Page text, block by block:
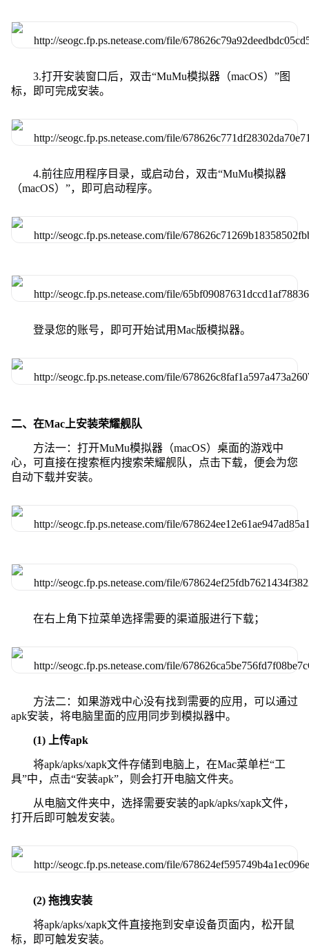
3.打开安装窗口后，双击“MuMu模拟器（macOS）”图
标，即可完成安装。
4.前往应用程序目录，或启动台，双击“MuMu模拟器
（macOS）”，即可启动程序。
登录您的账号，即可开始试用Mac版模拟器。
二、在Mac上安装荣耀舰队
方法一：打开MuMu模拟器（macOS）桌面的游戏中
心，可直接在搜索框内搜索荣耀舰队，点击下载，便会为您
自动下载并安装。
在右上角下拉菜单选择需要的渠道服进行下载；
方法二：如果游戏中心没有找到需要的应用，可以通过
apk安装，将电脑里面的应用同步到模拟器中。
(1) 上传apk
将apk/apks/xapk文件存储到电脑上，在Mac菜单栏“工
具”中，点击“安装apk”，则会打开电脑文件夹。
从电脑文件夹中，选择需要安装的apk/apks/xapk文件，
打开后即可触发安装。
(2) 拖拽安装
将apk/apks/xapk文件直接拖到安卓设备页面内，松开鼠
标，即可触发安装。